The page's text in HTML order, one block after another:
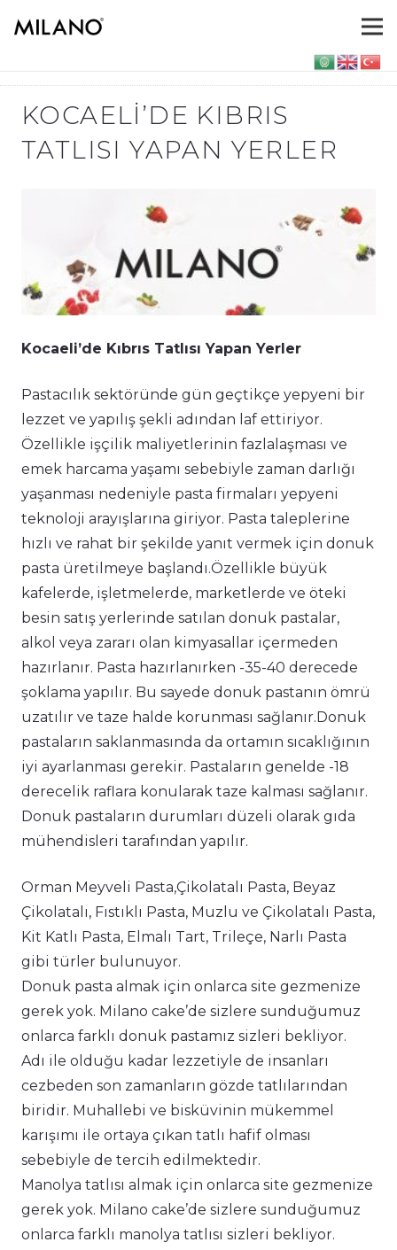
KOCAELI’DE KIBRIS
TATLISI YAPAN YERLER
Kocaeli’de Kıbrıs Tatlısı Yapan Yerler
Pastacılık sektöründe gün geçtikçe yepyeni bir
lezzet ve yapılış şekli adından laf ettiriyor.
Özellikle işçilik maliyetlerinin fazlalaşması ve
emek harcama yaşamı sebebiyle zaman darlığı
yaşanması nedeniyle pasta firmaları yepyeni
teknoloji arayışlarına giriyor. Pasta taleplerine
hızlı ve rahat bir şekilde yanıt vermek için donuk
pasta üretilmeye başlandı.Özellikle büyük
kafelerde, işletmelerde, marketlerde ve öteki
besin satış yerlerinde satılan donuk pastalar,
alkol veya zararı olan kimyasallar içermeden
hazırlanır. Pasta hazırlanırken -35-40 derecede
şoklama yapılır. Bu sayede donuk pastanın ömrü
uzatılır ve taze halde korunması sağlanır.Donuk
pastaların saklanmasında da ortamın sıcaklığının
iyi ayarlanması gerekir. Pastaların genelde -18
derecelik raflara konularak taze kalması sağlanır.
Donuk pastaların durumları düzeli olarak gıda
mühendisleri tarafından yapılır.
Orman Meyveli Pasta,Çikolatalı Pasta, Beyaz
Çikolatalı, Fıstıklı Pasta, Muzlu ve Çikolatalı Pasta,
Kit Katlı Pasta, Elmalı Tart, Trileçe, Narlı Pasta
gibi türler bulunuyor.
Donuk pasta almak için onlarca site gezmenize
gerek yok. Milano cake’de sizlere sunduğumuz
onlarca farklı donuk pastamız sizleri bekliyor.
Adı ile olduğu kadar lezzetiyle de insanları
cezbeden son zamanların gözde tatlılarından
biridir. Muhallebi ve bisküvinin mükemmel
karışımı ile ortaya çıkan tatlı hafif olması
sebebiyle de tercih edilmektedir.
Manolya tatlısı almak için onlarca site gezmenize
gerek yok. Milano cake’de sizlere sunduğumuz
onlarca farklı manolya tatlısı sizleri bekliyor.